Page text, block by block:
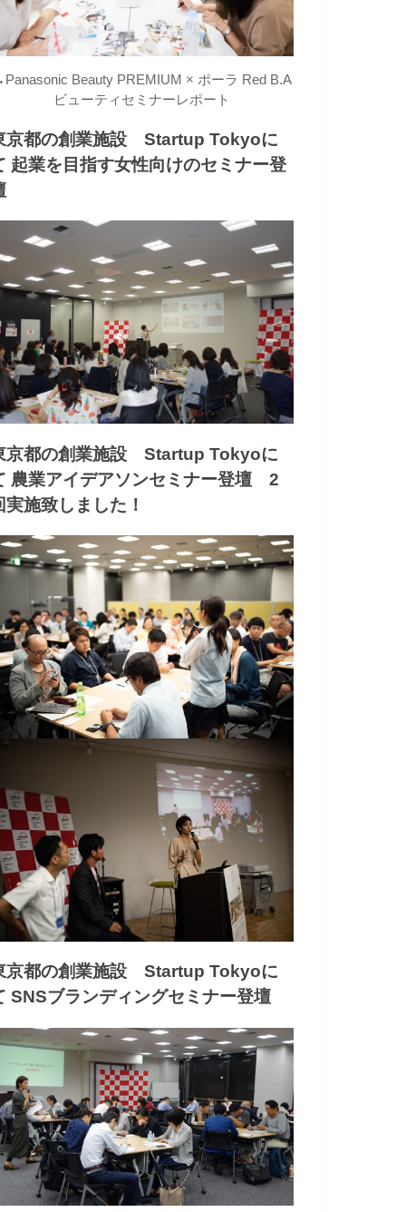
Panasonic Beauty PREMIUM × ポーラ Red B.A
ビューティセミナーレポート
京都の創業施設 Startup Tokyoに
起業を目指す女性向けのセミナー登
京都の創業施設 Startup Tokyoに
農業アイデアソンセミナー登壇 2
実施致しました！
京都の創業施設 Startup Tokyoに
SNSブランディングセミナー登壇